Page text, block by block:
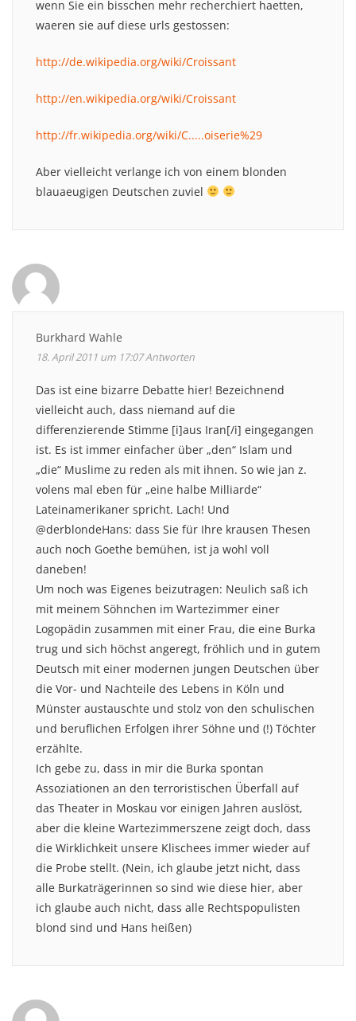
wenn Sie ein bisschen mehr recherchiert haetten,
waeren sie auf diese urls gestossen:
http://de.wikipedia.org/wiki/Croissant
http://en.wikipedia.org/wiki/Croissant
http://fr.wikipedia.org/wiki/C.....oiserie%29
Aber vielleicht verlange ich von einem blonden
blauaeugigen Deutschen zuviel
Burkhard Wahle
18. April 2011 um 17:07Antworten
Das ist eine bizarre Debatte hier! Bezeichnend
vielleicht auch, dass niemand auf die
differenzierende Stimme [i]aus Iran[/i] eingegangen
ist. Es ist immer einfacher über „den“ Islam und
„die“ Muslime zu reden als mit ihnen. So wie jan z.
volens mal eben für „eine halbe Milliarde“
Lateinamerikaner spricht. Lach! Und
@derblondeHans: dass Sie für Ihre krausen Thesen
auch noch Goethe bemühen, ist ja wohl voll
daneben!
Um noch was Eigenes beizutragen: Neulich saß ich
mit meinem Söhnchen im Wartezimmer einer
Logopädin zusammen mit einer Frau, die eine Burka
trug und sich höchst angeregt, fröhlich und in gutem
Deutsch mit einer modernen jungen Deutschen über
die Vor- und Nachteile des Lebens in Köln und
Münster austauschte und stolz von den schulischen
und beruflichen Erfolgen ihrer Söhne und (!) Töchter
erzählte.
Ich gebe zu, dass in mir die Burka spontan
Assoziationen an den terroristischen Überfall auf
das Theater in Moskau vor einigen Jahren auslöst,
aber die kleine Wartezimmerszene zeigt doch, dass
die Wirklichkeit unsere Klischees immer wieder auf
die Probe stellt. (Nein, ich glaube jetzt nicht, dass
alle Burkaträgerinnen so sind wie diese hier, aber
ich glaube auch nicht, dass alle Rechtspopulisten
blond sind und Hans heißen)